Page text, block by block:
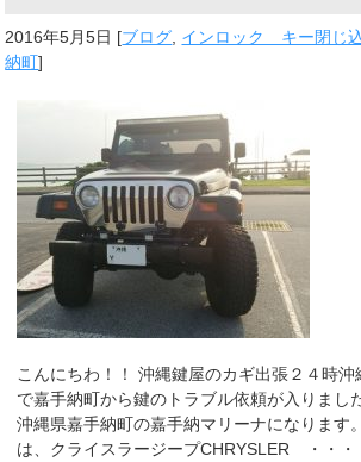
2016年5月5日 [ブログ インロック キー閉じ
納町]
こんにちわ！！ 沖縄鍵屋のカギ出張２４時
で嘉手納町から鍵のトラブル依頼が入りまし
沖縄県嘉手納町の嘉手納マリーナになります
は、クライスラージープCHRYSLER ・・・